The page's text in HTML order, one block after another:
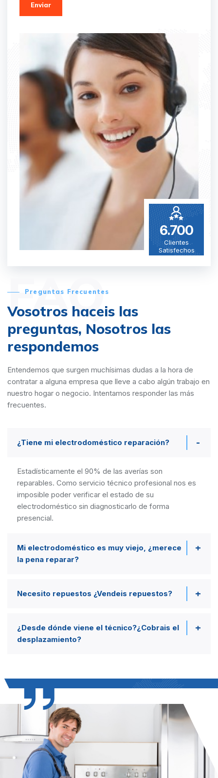
Enviar
6.700
Clientes
Satisfechos
FAQ
Preguntas Frecuentes
Vosotros haceis las
preguntas, Nosotros las
respondemos
Entendemos que surgen muchísimas dudas a la hora de
contratar a alguna empresa que lleve a cabo algún trabajo en
nuestro hogar o negocio. Intentamos responder las más
frecuentes.
¿Tiene mi electrodoméstico reparación?
Estadísticamente el 90% de las averías son
reparables. Como servicio técnico profesional nos es
imposible poder verificar el estado de su
electrodoméstico sin diagnosticarlo de forma
presencial.
Mi electrodoméstico es muy viejo, ¿merece
la pena reparar?
Necesito repuestos ¿Vendeis repuestos?
¿Desde dónde viene el técnico?¿Cobrais el
desplazamiento?